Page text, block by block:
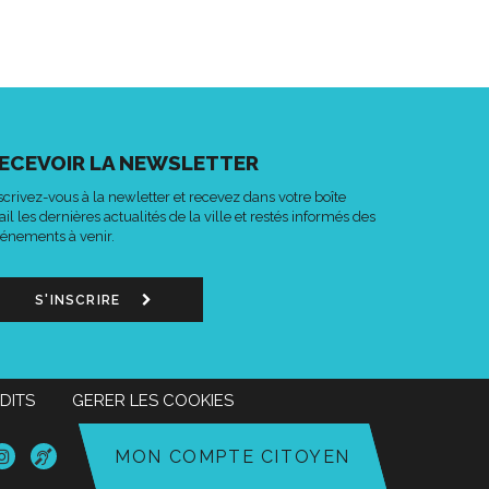
LA NEWSLETTER
vous à la newletter et recevez dans votre boîte
les dernières actualités de la ville et restés informés des
à venir.
S'INSCRIRE
GERER LES COOKIES
MON COMPTE CITOYEN
Lien
vers
Acce-
o